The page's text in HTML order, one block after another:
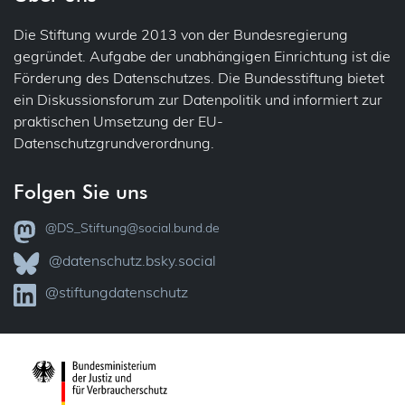
Verantwortliche und der Auftragsverarbeiter können
Standardvertragsklauseln verwenden, die entweder
unmittelbar von der Kommission erlassen oder aber nach
dem Kohärenzverfahren von einer Aufsichtsbehörde
angenommen und dann von der Kommission erlassen
wurden. Nach Beendigung der Verarbeitung im Namen
des Verantwortlichen sollte der Auftragsverarbeiter die
Verantwortlichen entweder zurückgeben oder löschen,
sofern nicht nach dem Recht der Union oder der
Mitgliedstaaten, dem der Auftragsverarbeiter unterliegt,
personenbezogenen Daten besteht.
Die Stiftung wurde 2013 von der Bundesregierung
gegründet. Aufgabe der unabhängigen Einrichtung ist die
Förderung des Datenschutzes. Die Bundesstiftung bietet
ein Diskussionsforum zur Datenpolitik und informiert zur
praktischen Umsetzung der EU-
Datenschutzgrundverordnung.
Folgen Sie uns
@DS_Stiftung@social.bund.de
@datenschutz.bsky.social
@stiftungdatenschutz